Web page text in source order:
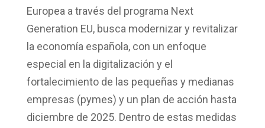
Europea a través del programa Next
Generation EU, busca modernizar y revitalizar
la economía española, con un enfoque
especial en la digitalización y el
fortalecimiento de las pequeñas y medianas
empresas (pymes) y un plan de acción hasta
diciembre de 2025. Dentro de estas medidas